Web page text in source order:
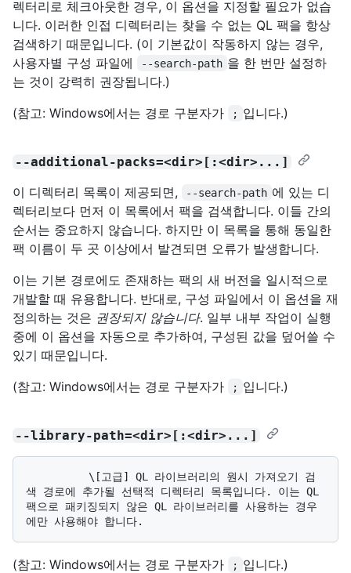
렉터리로 체크아웃한 경우, 이 옵션을 지정할 필요가 없습
니다. 이러한 인접 디렉터리는 찾을 수 없는 QL 팩을 항상
검색하기 때문입니다. (이 기본값이 작동하지 않는 경우,
사용자별 구성 파일에
--search-path 을 한 번만 설정하
는 것이 강력히 권장됩니다.)
(참고: Windows에서는 경로 구분자가
; 입니다.)
--additional-packs=<dir>[:<dir>...]
이 디렉터리 목록이 제공되면, --search-path 에 있는 디
렉터리보다 먼저 이 목록에서 팩을 검색합니다. 이들 간의
순서는 중요하지 않습니다. 하지만 이 목록을 통해 동일한
팩 이름이 두 곳 이상에서 발견되면 오류가 발생합니다.
이는 기본 경로에도 존재하는 팩의 새 버전을 일시적으로
개발할 때 유용합니다. 반대로, 구성 파일에서 이 옵션을 재
정의하는 것은 권장되지 않습니다. 일부 내부 작업이 실행
중에 이 옵션을 자동으로 추가하여, 구성된 값을 덮어쓸 수
있기 때문입니다.
(참고: Windows에서는 경로 구분자가
; 입니다.)
--library-path=<dir>[:<dir>...]
색 경로에 추가될 선택적 디렉터리 목록입니다. 이는 QL
팩으로 패키징되지 않은 QL 라이브러리를 사용하는 경우
(참고: Windows에서는 경로 구분자가 ; 입니다.)